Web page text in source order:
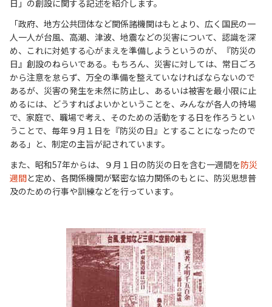
日」の創設に関する記述を紹介します。
「政府、地方公共団体など関係諸機関はもとより、広く国民の一
人一人が台風、高潮、津波、地震などの災害について、認識を深
め、これに対処する心がまえを準備しようというのが、『防災の
日』創設のねらいである。もちろん、災害に対しては、常日ごろ
から注意を怠らず、万全の準備を整えていなければならないので
あるが、災害の発生を未然に防止し、あるいは被害を最小限に止
めるには、どうすればよいかということを、みんなが各人の持場
で、家庭で、職場で考え、そのための活動をする日を作ろうとい
うことで、毎年９月１日を『防災の日』とすることになったので
ある」と、制定の主旨が記されています。
また、昭和57年からは、９月１日の防災の日を含む一週間を防災
週間と定め、各関係機関が緊密な協力関係のもとに、防災思想普
及のための行事や訓練などを行っています。